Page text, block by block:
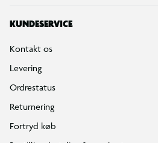
KUNDESERVICE
Kontakt os
Levering
Ordrestatus
Returnering
Fortryd køb